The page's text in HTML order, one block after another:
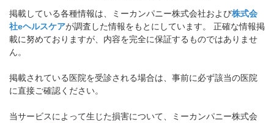
掲載している各種情報は、ミーカンパニー株式会社および株式会
社eヘルスケアが調査した情報をもとにしています。 正確な情報掲
載に努めておりますが、内容を完全に保証するものではありませ
ん。
掲載されている医院を受診される場合は、事前に必ず該当の医院
に直接ご確認ください。
当サービスによって生じた損害について、ミーカンパニー株式会